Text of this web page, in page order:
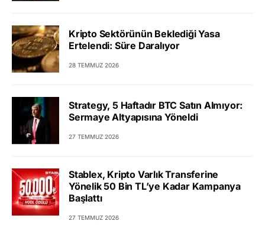
Kripto Sektörünün Beklediği Yasa
Ertelendi: Süre Daralıyor
28 TEMMUZ 2026
Strategy, 5 Haftadır BTC Satın Almıyor:
Sermaye Altyapısına Yöneldi
27 TEMMUZ 2026
Stablex, Kripto Varlık Transferine
Yönelik 50 Bin TL’ye Kadar Kampanya
Başlattı
27 TEMMUZ 2026